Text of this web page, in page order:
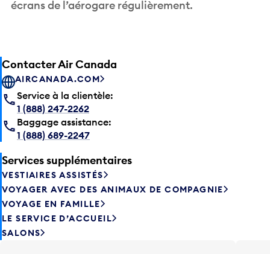
AIRCANADA.COM
Service à la clientèle:
1 (888) 247-2262
Baggage assistance:
1 (888) 689-2247
VESTIAIRES ASSISTÉS
VOYAGER AVEC DES ANIMAUX DE COMPAGNIE
VOYAGE EN FAMILLE
LE SERVICE D’ACCUEIL
SALONS